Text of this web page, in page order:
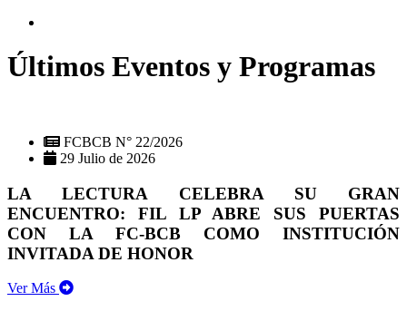
Últimos Eventos y Programas
FCBCB N° 22/2026
29 Julio de 2026
LA LECTURA CELEBRA SU GRAN
ENCUENTRO: FIL LP ABRE SUS PUERTAS
CON LA FC-BCB COMO INSTITUCIÓN
INVITADA DE HONOR
Ver Más